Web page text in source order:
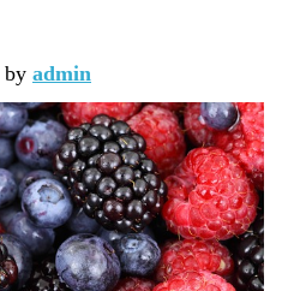
by admin